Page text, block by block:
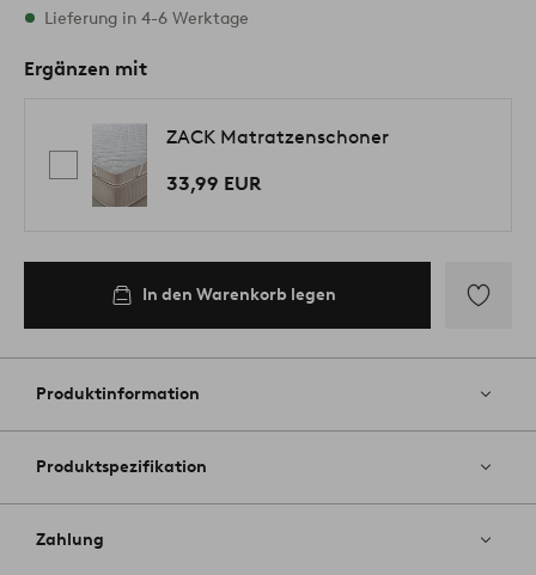
Alle Größen vorrätig
Lieferung in 4-6 Werktage
Ergänzen mit
ZACK Matratzenschoner
33,99 EUR
In den Warenkorb legen
Favoriten
Produktinformation
Produktspezifikation
Zahlung